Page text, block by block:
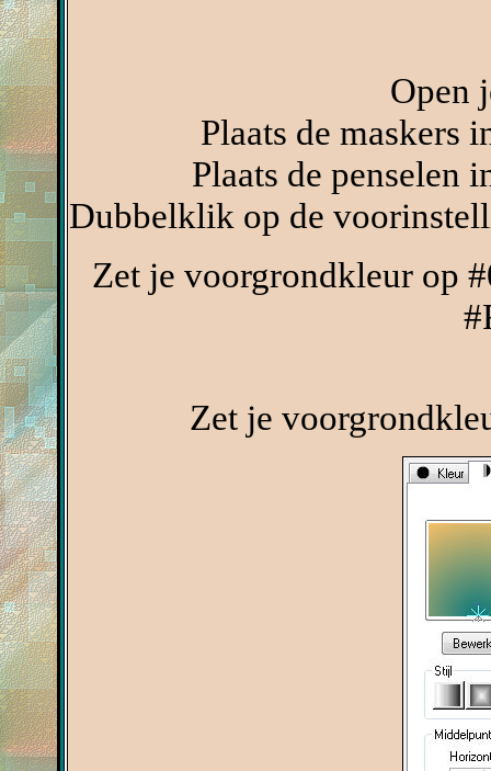
Open
Plaats de maskers
Plaats de penselen
Dubbelklik op de
Zet je voorgrondkleur op
Zet je